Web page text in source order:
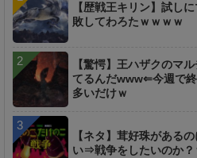
【歴戦王キリン】試し
敗してわろたｗｗｗｗ
【驚愕】王ハザクのマ
てるんだwww⇐今週で
多いだけｗ
【ネタ】茸好珠がある
い⇒戦争をしたいのか？